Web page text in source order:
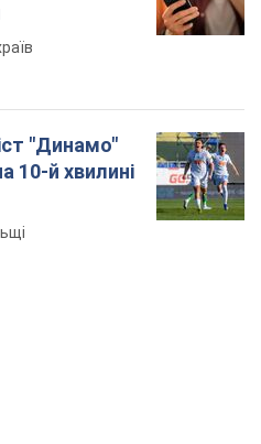
"Динамо"
10-й хвилині